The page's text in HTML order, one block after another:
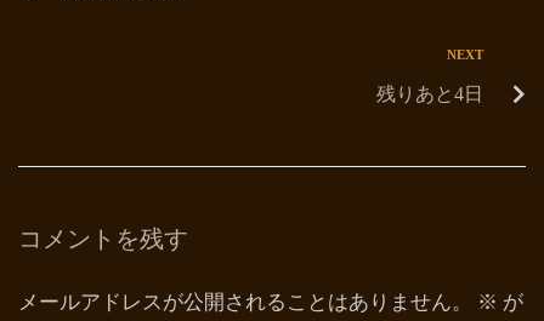
NEXT
残りあと4日
コメントを残す
メールアドレスが公開されることはありません。 ※ が